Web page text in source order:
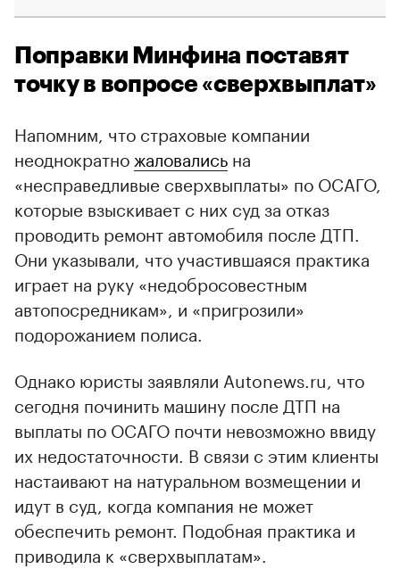
Поправки Минфина поставят
точку в вопросе «сверхвыплат»
Напомним, что страховые компании
неоднократно жаловались на
«несправедливые сверхвыплаты» по ОСАГО,
которые взыскивает с них суд за отказ
проводить ремонт автомобиля после ДТП.
Они указывали, что участившаяся практика
играет на руку «недобросовестным
автопосредникам», и «пригрозили»
подорожанием полиса.
Однако юристы заявляли Autonews.ru, что
сегодня починить машину после ДТП на
выплаты по ОСАГО почти невозможно ввиду
их недостаточности. В связи с этим клиенты
настаивают на натуральном возмещении и
идут в суд, когда компания не может
обеспечить ремонт. Подобная практика и
приводила к «сверхвыплатам».